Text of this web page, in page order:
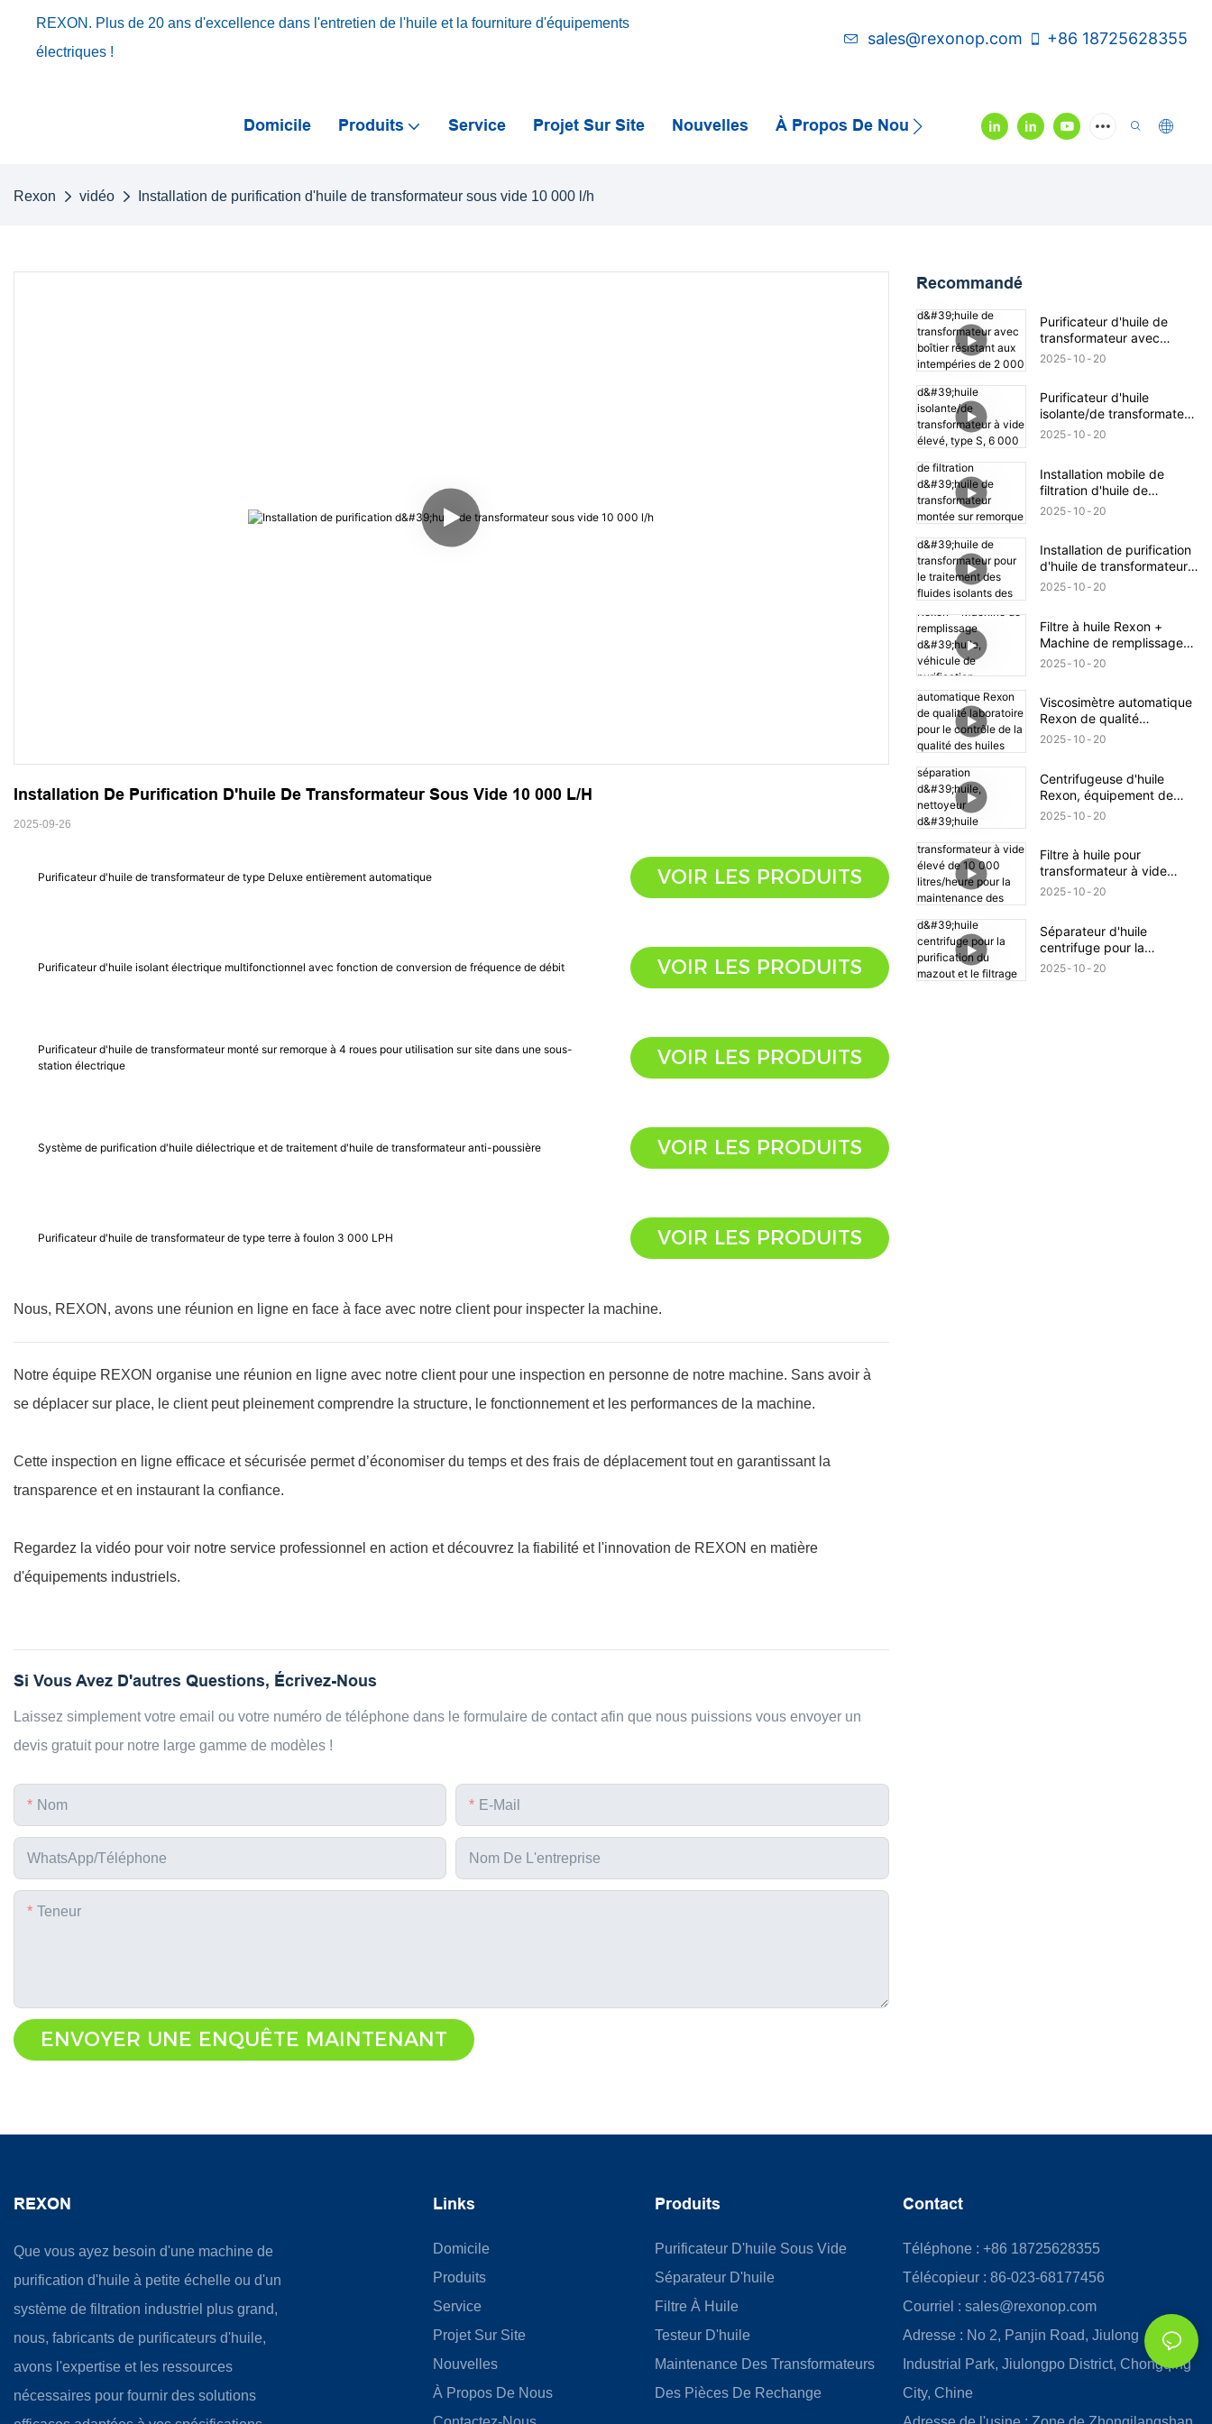
REXON. Plus de 20 ans d'excellence dans l'entretien de l'huile et la fourniture d'équipements
électriques !
sales@rexonop.com +86 18725628355
Domicile Produits Service Projet Sur Site Nouvelles À Propos De Nous Contactez-Nous Vidéo
Rexon vidéo Installation de purification d'huile de transformateur sous vide 10 000 l/h
Installation De Purification D'huile De Transformateur Sous Vide 10 000 L/h
2025-09-26
Purificateur d'huile de transformateur de type Deluxe entièrement automatique VOIR LES PRODUITS
Purificateur d'huile isolant électrique multifonctionnel avec fonction de conversion de fréquence de débit VOIR LES PRODUITS
Purificateur d'huile de transformateur monté sur remorque à 4 roues pour utilisation sur site dans une sous-
station électrique
VOIR LES PRODUITS
Système de purification d'huile diélectrique et de traitement d'huile de transformateur anti-poussière VOIR LES PRODUITS
Purificateur d'huile de transformateur de type terre à foulon 3 000 LPH VOIR LES PRODUITS
Nous, REXON, avons une réunion en ligne en face à face avec notre client pour inspecter la machine.
Notre équipe REXON organise une réunion en ligne avec notre client pour une inspection en personne de notre machine. Sans avoir à
se déplacer sur place, le client peut pleinement comprendre la structure, le fonctionnement et les performances de la machine.
Cette inspection en ligne efficace et sécurisée permet d’économiser du temps et des frais de déplacement tout en garantissant la
transparence et en instaurant la confiance.
Regardez la vidéo pour voir notre service professionnel en action et découvrez la fiabilité et l'innovation de REXON en matière
d'équipements industriels.
Si Vous Avez D'autres Questions, Écrivez-Nous
Laissez simplement votre email ou votre numéro de téléphone dans le formulaire de contact afin que nous puissions vous envoyer un
devis gratuit pour notre large gamme de modèles !
Nom E-Mail
WhatsApp/téléphone Nom De L'entreprise
Teneur
ENVOYER UNE ENQUÊTE MAINTENANT
Recommandé
Purificateur d'huile de
transformateur avec
boîtier résistant aux
2025 10 20
Purificateur d'huile
isolante/de transformateur
à vide élevé, type S,
2025 10 20
Installation mobile de
filtration d'huile de
transformateur montée sur
2025 10 20
Installation de purification
d'huile de transformateur
pour le traitement des
électriques
2025 10 20
Filtre à huile Rexon +
Machine de remplissage
d'huile, véhicule de
2025 10 20
Viscosimètre automatique
Rexon de qualité
laboratoire pour le contrôle
2025 10 20
Centrifugeuse d'huile
Rexon, équipement de
séparation d'huile,
transformateur 12 000 l/h
2025 10 20
Filtre à huile pour
transformateur à vide
élevé de 10 000
transformateurs
2025 10 20
Séparateur d'huile
centrifuge pour la
purification du mazout et
2025 10 20
REXON
Que vous ayez besoin d'une machine de
purification d'huile à petite échelle ou d'un
système de filtration industriel plus grand,
nous, fabricants de purificateurs d'huile,
avons l'expertise et les ressources
nécessaires pour fournir des solutions
Links
Domicile
Produits
Service
Projet Sur Site
Nouvelles
À Propos De Nous
Produits
Purificateur D'huile Sous Vide
Séparateur D'huile
Filtre À Huile
Testeur D'huile
Maintenance Des Transformateurs
Des Pièces De Rechange
Contact
Téléphone : +86 18725628355
Télécopieur : 86-023-68177456
Courriel : sales@rexonop.com
Adresse : No 2, Panjin Road, Jiulong
Industrial Park, Jiulongpo District, Chongqing
City, Chine